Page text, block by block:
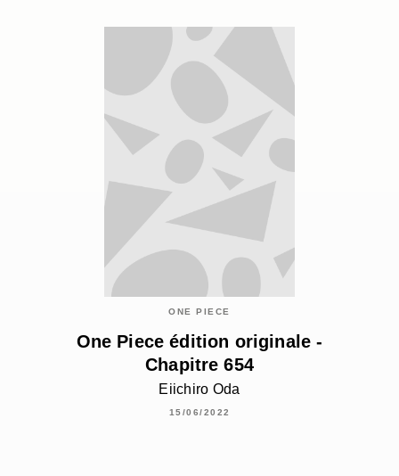
ONE PIECE
One Piece édition originale -
Chapitre 654
Eiichiro Oda
15/06/2022